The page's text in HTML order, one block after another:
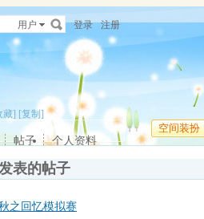
用户 登录 注册
藏] [复制]
空间装扮
帖子 个人资料
表的帖子
之回忆模拟赛